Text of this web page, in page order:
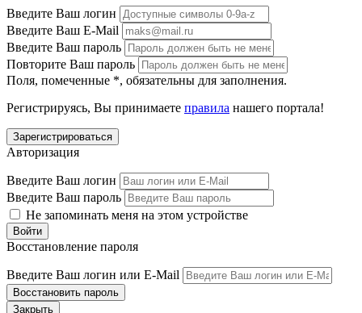
Введите Ваш логин
Введите Ваш E-Mail
Введите Ваш пароль
Повторите Ваш пароль
Поля, помеченные *, обязательны для заполнения.
Регистрируясь, Вы принимаете правила нашего портала!
Авторизация
Введите Ваш логин
Введите Ваш пароль
Не запоминать меня на этом устройстве
Восстановление пароля
Введите Ваш логин или E-Mail
Закрыть